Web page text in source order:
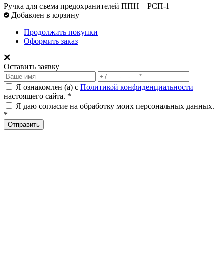
Ручка для съема предохранителей ППН – РСП-1
Добавлен в корзину
Продолжить покупки
Оформить заказ
Оставить заявку
Я ознакомлен (а) с Политикой конфиденциальности
настоящего сайта. *
Я даю согласие на обработку моих персональных данных.
*
Отправить